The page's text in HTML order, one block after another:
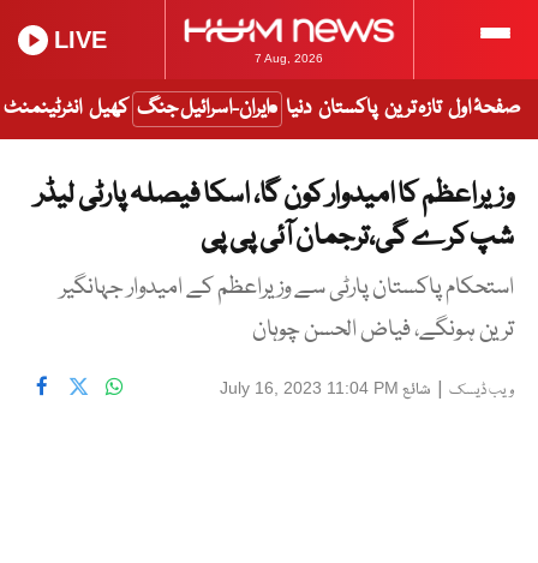
7 Aug, 2026
LIVE
صفحۂ اول تازہ ترین پاکستان دنیا ایران-اسرائیل جنگ کھیل انٹرٹینمنٹ
وزیراعظم کا امیدوار کون گا، اسکا فیصلہ پارٹی لیڈر
شپ کرے گی،ترجمان آئی پی پی
استحکام پاکستان پارٹی سے وزیراعظم کے امیدوار جہانگیر
ترین ہونگے، فیاض الحسن چوہان
ویب ڈیسک | شائع July 16, 2023 11:04 PM